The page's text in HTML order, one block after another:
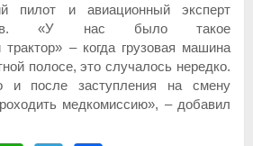
пилот и авиационный эксперт
«У нас было такое
– когда грузовая машина
полосе, это случалось нередко.
и после заступления на смену
медкомиссию», – добавил